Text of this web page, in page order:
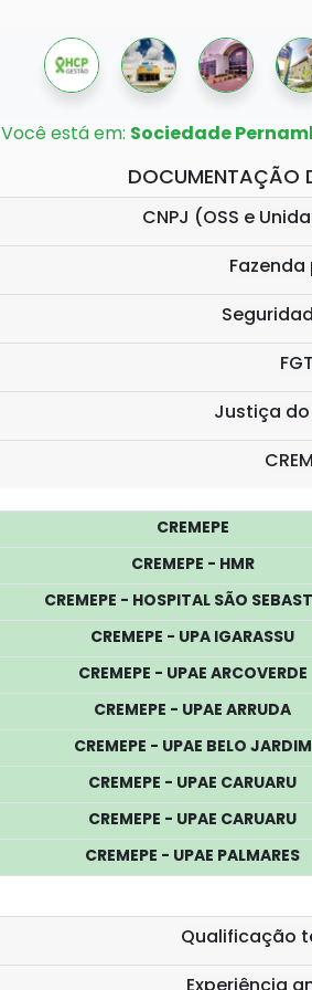
Você está em: Sociedade
DOCUMENTAÇÃO
CNPJ (OSS e
Justiça
CREMEPE
CREMEPE - HMR
CREMEPE - HOSPITAL SÃO
CREMEPE - UPA IGARASSU
CREMEPE - UPAE ARCOVERDE
CREMEPE - UPAE ARRUDA
CREMEPE - UPAE BELO JARDIM
CREMEPE - UPAE CARUARU
CREMEPE - UPAE CARUARU
CREMEPE - UPAE PALMARES
Qualificação